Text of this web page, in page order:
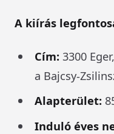
A kiírás
Cím:3300
a Bajcsy-
Alapterület:
Induló éves